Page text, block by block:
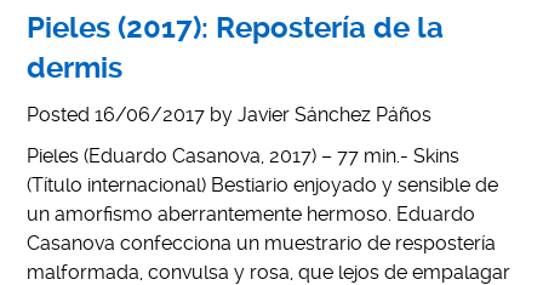
Pieles (2017): Repostería de la
dermis
Posted16/06/2017 byJavier Sánchez Páños
Pieles (Eduardo Casanova, 2017) – 77 min.- Skins
(Título internacional) Bestiario enjoyado y sensible de
un amorfismo aberrantemente hermoso. Eduardo
Casanova confecciona un muestrario de respostería
malformada, convulsa y rosa, que lejos de empalagar